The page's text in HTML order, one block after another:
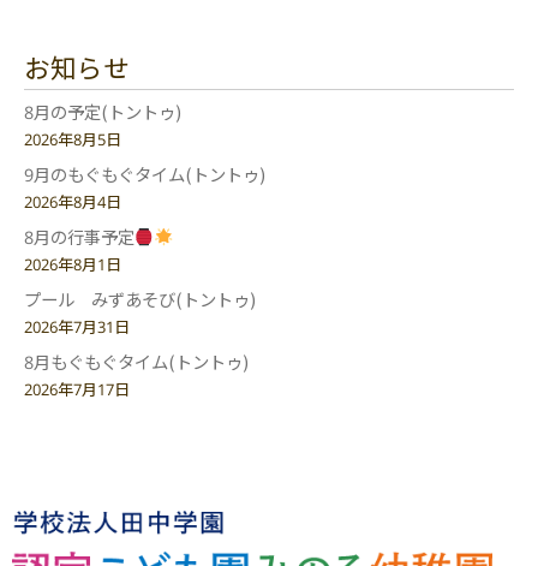
お知らせ
8月の予定(トントゥ)
2026年8月5日
9月のもぐもぐタイム(トントゥ)
2026年8月4日
8月の行事予定
2026年8月1日
プール みずあそび(トントゥ)
2026年7月31日
8月もぐもぐタイム(トントゥ)
2026年7月17日